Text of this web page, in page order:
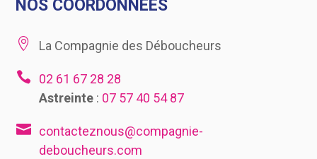
NOS COORDONNÉES
 La Compagnie des Déboucheurs

02 61 67 28 28
Astreinte: 07 57 40 54 87
 contacteznous@compagnie-
deboucheurs.com